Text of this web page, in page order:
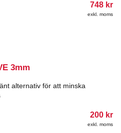
748 kr
exkl. moms
3mm
alternativ för att minska
200 kr
exkl. moms